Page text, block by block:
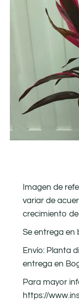
Imagen de
variar de
crecimiento
Se entrega en
Envío: Planta
entrega en
Para mayor
https://